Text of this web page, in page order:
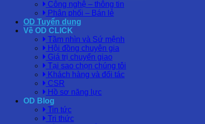
Công nghệ – thông tin
Phân phối – Bán lẻ
OD Tuyển dụng
Về OD CLICK
Tầm nhìn và Sứ mệnh
Hội đồng chuyên gia
Giá trị chuyển giao
Tại sao chọn chúng tôi
Khách hàng và đối tác
CSR
Hồ sơ năng lực
OD Blog
Tin tức
Tri thức